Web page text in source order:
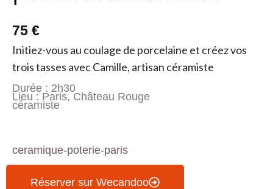
75 €
Initiez-vous au coulage de porcelaine et créez vos
trois tasses avec Camille, artisan céramiste
Durée : 2h30
Lieu : Paris, Château Rouge
céramiste
ceramique-poterie-paris
Réserver sur Wecandoo